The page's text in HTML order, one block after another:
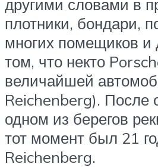
другими словами в
плотники, бондари,
многих помещиков и
том, что некто
величайшей
Reichenberg). После
одном из берегов
тот момент был 21
Reichenberg.